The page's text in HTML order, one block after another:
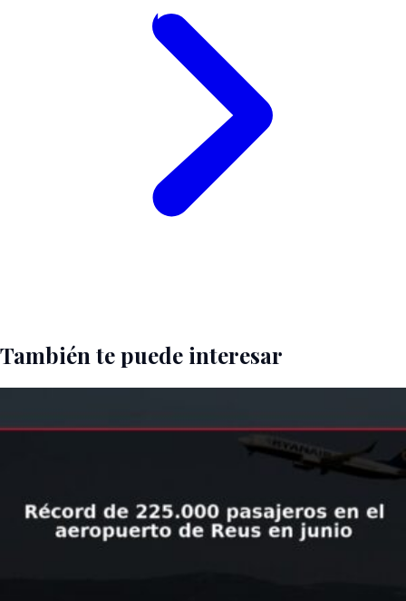
También te puede interesar